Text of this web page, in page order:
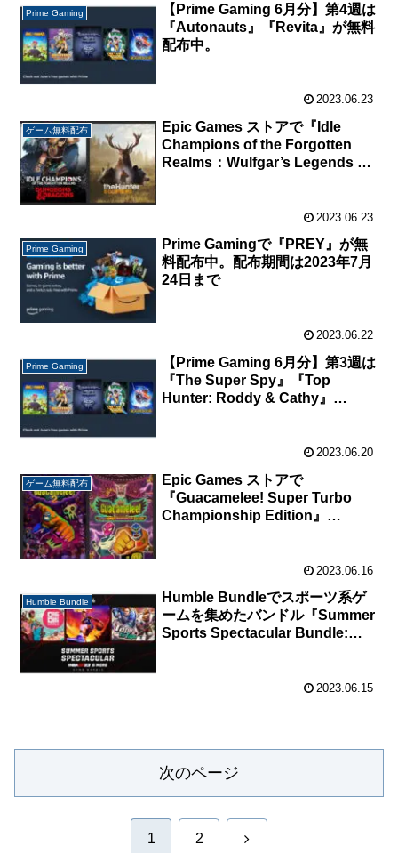
Prime Gaming
【Prime Gaming 6月分】第4週は
『Autonauts』『Revita』が無料
配布中。
2023.06.23
ゲーム無料配布
Epic Games ストアで『Idle
Champions of the Forgotten
Realms：Wulfgar’s Legends of
2023.06.23
Prime Gaming
Prime Gamingで『PREY』が無
料配布中。配布期間は2023年7月
24日まで
2023.06.22
Prime Gaming
【Prime Gaming 6月分】第3週は
『The Super Spy』『Top
Hunter: Roddy & Cathy』
Enhanced Edition』が無料配布
2023.06.20
ゲーム無料配布
Epic Games ストアで
『Guacamelee! Super Turbo
Championship Edition』
2023.06.16
Humble Bundle
Humble Bundleでスポーツ系ゲ
ームを集めたバンドル『Summer
Sports Spectacular Bundle:
2023.06.15
次のページ
1 2 次